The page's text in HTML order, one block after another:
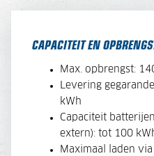
CAPACITEIT EN
Max. opbrengst:
Levering
kWh
Capaciteit
extern): tot 100
Maximaal laden